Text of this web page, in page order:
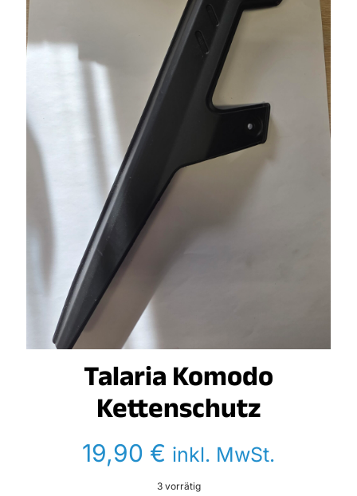
Talaria Komodo
Kettenschutz
19,90 € inkl. MwSt.
3 vorrätig